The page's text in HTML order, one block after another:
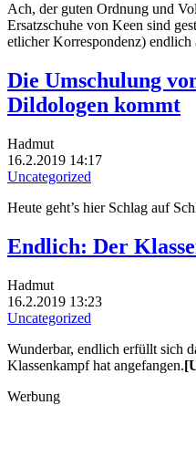
Ach, der guten Ordnung und
Ersatzschuhe von Keen sind
etlicher Korrespondenz) endlich
Die Umschulung
Dildologen kommt
Hadmut
16.2.2019 14:17
Uncategorized
Heute geht’s hier Schlag auf
Endlich: Der
Hadmut
16.2.2019 13:23
Uncategorized
Wunderbar, endlich erfüllt sich
Klassenkampf hat angefangen.
Werbung